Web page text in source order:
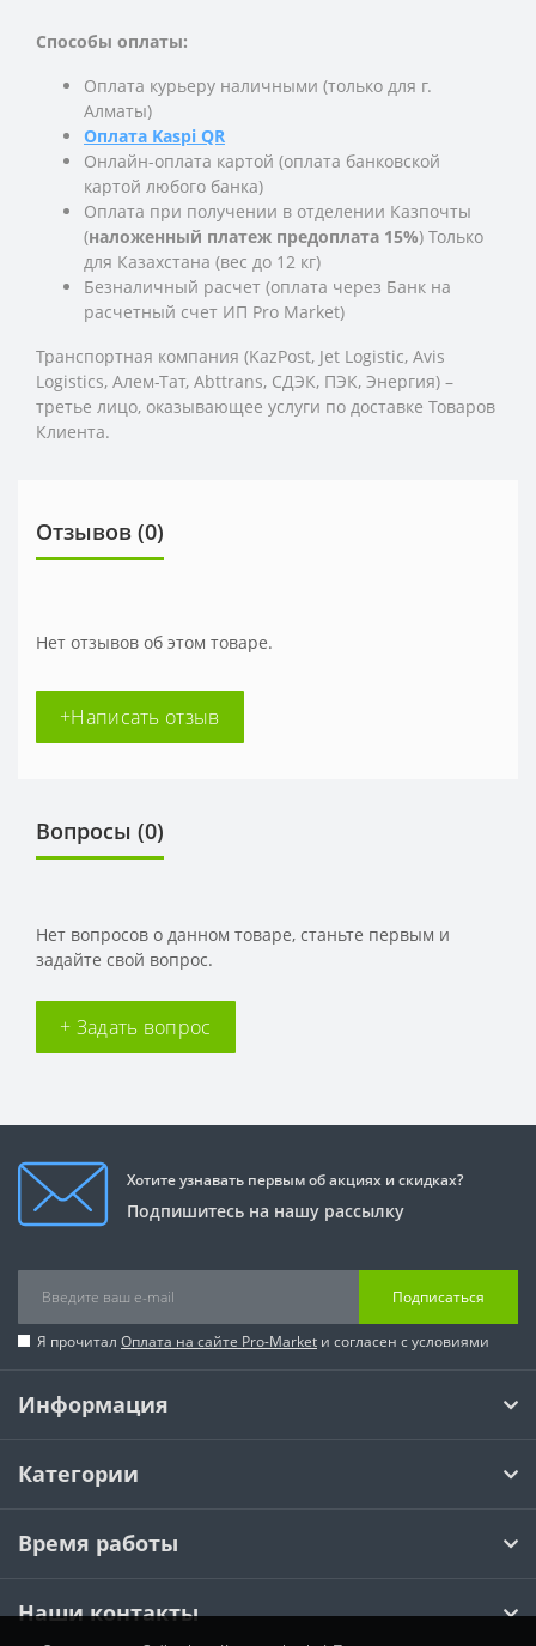
Способы оплаты:
Оплата курьеру наличными (только для г.
Алматы)
Оплата Kaspi QR
Онлайн-оплата картой (оплата банковской
картой любого банка)
Оплата при получении в отделении Казпочты
(наложенный платеж предоплата 15%) Только
для Казахстана (вес до 12 кг)
Безналичный расчет (оплата через Банк на
расчетный счет ИП Pro Market)
Транспортная компания (KazPost, Jet Logistic, Avis
Logistics, Алем-Тат, Abttrans, СДЭК, ПЭК, Энергия) –
третье лицо, оказывающее услуги по доставке Товаров
Клиента.
Отзывов (0)
Нет отзывов об этом товаре.
+Написать отзыв
Вопросы (0)
Нет вопросов о данном товаре, станьте первым и
задайте свой вопрос.
+ Задать вопрос
Хотите узнавать первым об акциях и скидках?
Подпишитесь на нашу рассылку
Подписаться
Я прочитал Оплата на сайте Pro-Market и согласен с условиями
Информация
Категории
Время работы
Наши контакты